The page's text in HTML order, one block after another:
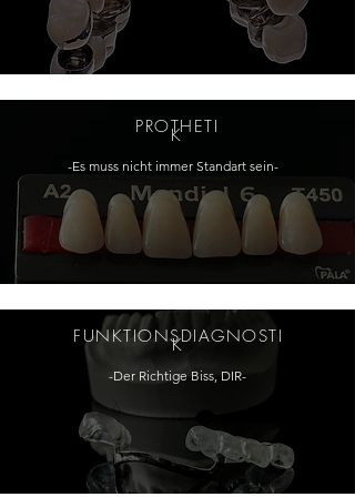
PROTHETI
K
-Es muss nicht immer Standart sein-
FUNKTIONSDIAGNOSTI
K
-Der Richtige Biss, DIR-